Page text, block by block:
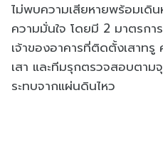
ไม่พบความเสียหายพร้อมเดิ
ความมั่นใจ โดยมี 2 มาตรกา
เจ้าของอาคารที่ติดตั้งเสาทรู
เสา และทีมรุกตรวจสอบตาม
ระทบจากแผ่นดินไหว